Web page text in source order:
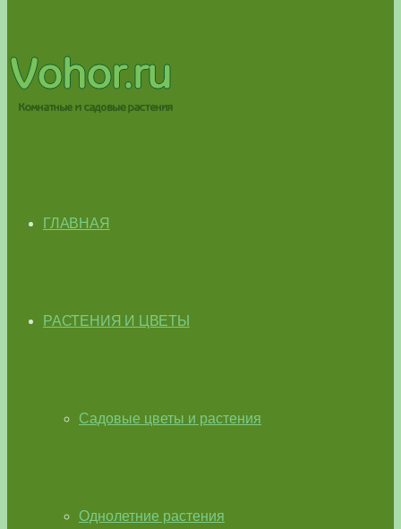
ГЛАВНАЯ
РАСТЕНИЯ И ЦВЕТЫ
Садовые цветы и растения
Однолетние растения